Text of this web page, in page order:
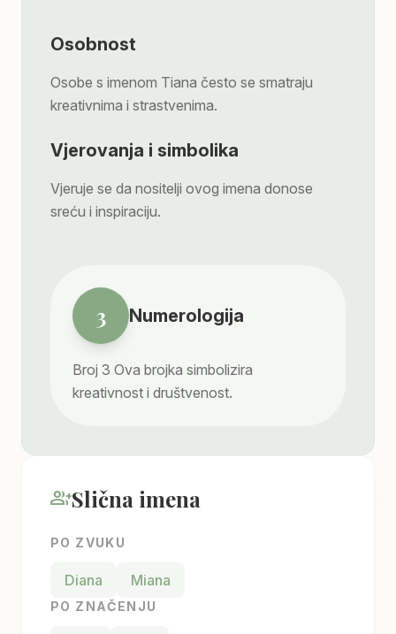
Osobnost
Osobe s imenom Tiana često se smatraju
kreativnima i strastvenima.
Vjerovanja i simbolika
Vjeruje se da nositelji ovog imena donose
sreću i inspiraciju.
3 Numerologija
Broj 3 Ova brojka simbolizira
kreativnost i društvenost.
group_addSlična imena
PO ZVUKU
Diana Miana
PO ZNAČENJU